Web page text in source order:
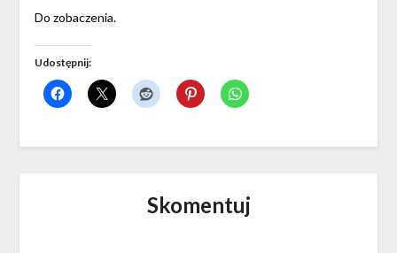
Do zobaczenia.
Udostępnij:
Skomentuj